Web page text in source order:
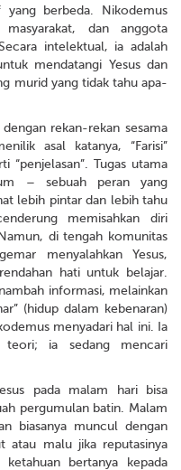
yang berbeda. Nikodemus
dan anggota
intelektual, ia adalah
mendatangi Yesus dan
murid yang tidak tahu apa-
rekan-rekan sesama
asal katanya, “Farisi”
“penjelasan”. Tugas utama
– sebuah peran yang
lebih pintar dan lebih tahu
memisahkan diri
di tengah komunitas
menyalahkan Yesus,
hati untuk belajar.
informasi, melainkan
(hidup dalam kebenaran)
menyadari hal ini. Ia
teori; ia sedang mencari
pada malam hari bisa
pergumulan batin. Malam
biasanya muncul dengan
atau malu jika reputasinya
bertanya kepada